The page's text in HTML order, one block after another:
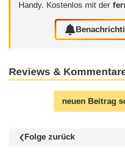
Handy. Kostenlos mit der
Reviews &
neuen Beitrag
Folge zurück